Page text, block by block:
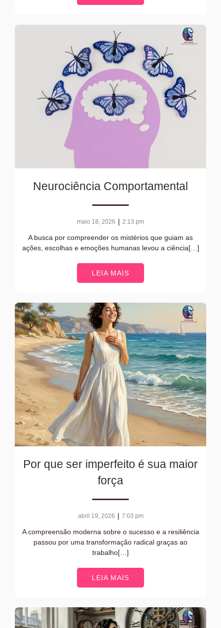
Neurociência Comportamental
maio 18, 2026 | 2:13 pm
A busca por compreender os mistérios que guiam as
ações, escolhas e emoções humanas levou a ciência[…]
LEIA MAIS
Por que ser imperfeito é sua maior
força
abril 19, 2026 | 7:03 pm
A compreensão moderna sobre o sucesso e a resiliência
passou por uma transformação radical graças ao
trabalho[…]
LEIA MAIS